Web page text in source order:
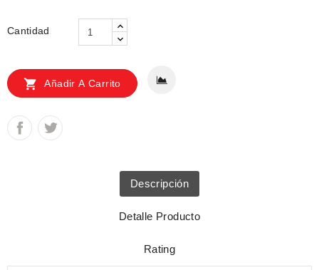
Cantidad
 Añadir A Carrito
Descripción
Detalle Producto
Rating